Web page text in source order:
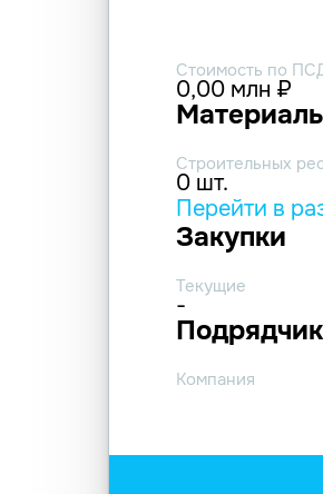
Стоимость по
0,00 млн ₽
Строительных
0 шт.
Перейти в
Закупки
Текущие
-
Компания